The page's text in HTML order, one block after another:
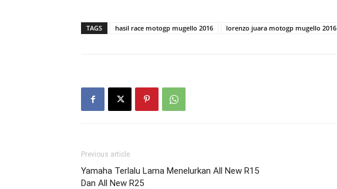
TAGS hasil race motogp mugello 2016 lorenzo juara motogp mugello 2016
Previous article
Yamaha Terlalu Lama Menelurkan All New R15
Dan All New R25